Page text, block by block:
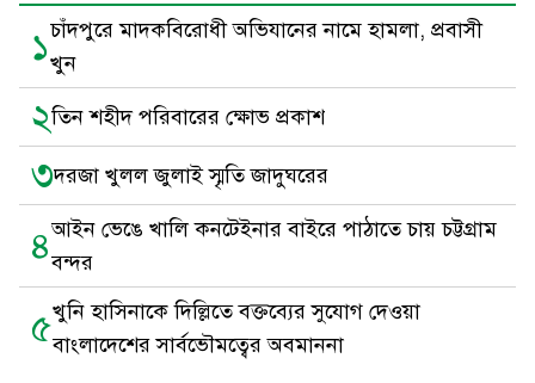
১চাঁদপুরে মাদকবিরোধী অভিযানের নামে হামলা, প্রবাসী
খুন
২তিন শহীদ পরিবারের ক্ষোভ প্রকাশ
৩দরজা খুলল জুলাই স্মৃতি জাদুঘরের
৪আইন ভেঙে খালি কনটেইনার বাইরে পাঠাতে চায় চট্টগ্রাম
বন্দর
৫খুনি হাসিনাকে দিল্লিতে বক্তব্যের সুযোগ দেওয়া
বাংলাদেশের সার্বভৌমত্বের অবমাননা